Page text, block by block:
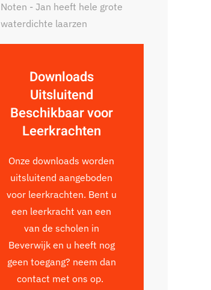
Noten - Jan heeft hele grote
waterdichte laarzen
Downloads
Uitsluitend
Beschikbaar voor
Leerkrachten
Onze downloads worden
uitsluitend aangeboden
voor leerkrachten. Bent u
een leerkracht van een
van de scholen in
Beverwijk en u heeft nog
geen toegang? neem dan
contact met ons op.